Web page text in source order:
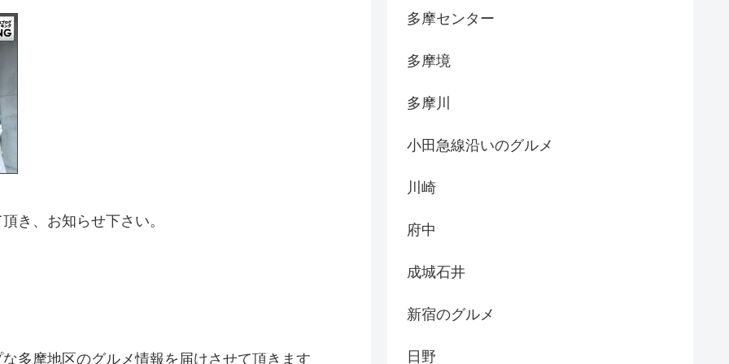
き、お知らせ下さい。
多摩地区のグルメ情報を届けさせて頂きます
多摩センター
多摩境
多摩川
小田急線沿いのグルメ
川崎
府中
成城石井
新宿のグルメ
日野